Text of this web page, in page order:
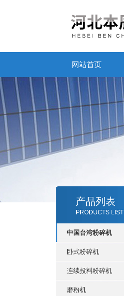
网站首页
产品列表
PRODUCTS LIST
中国台湾粉碎机
卧式粉碎机
连续投料粉碎机
磨粉机